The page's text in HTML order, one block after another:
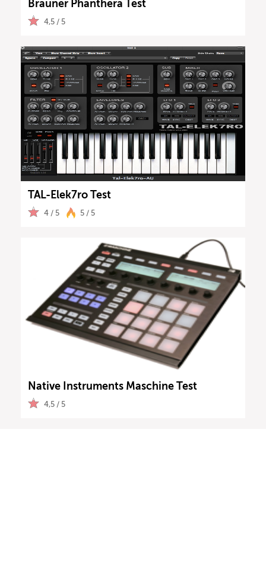
Brauner Phanthera Test
4,5 / 5
TAL-Elek7ro Test
4 / 5 5 / 5
Native Instruments Maschine Test
4,5 / 5